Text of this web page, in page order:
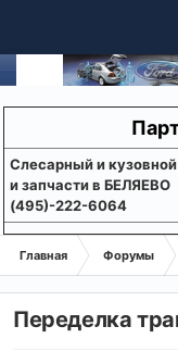
Слесарный и
и запчасти в БЕЛЯЕВО
(495)-222-6064
Главная Форумы
Переделка